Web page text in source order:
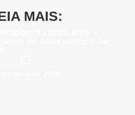
MAIS: